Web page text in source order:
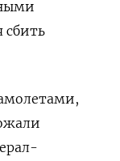
сбить